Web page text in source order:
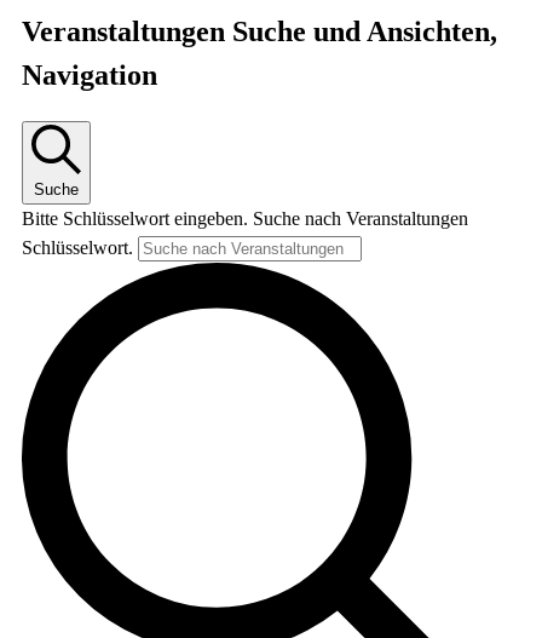
Veranstaltungen Suche und Ansichten,
Navigation
Suche
Bitte Schlüsselwort eingeben. Suche nach Veranstaltungen
Schlüsselwort.